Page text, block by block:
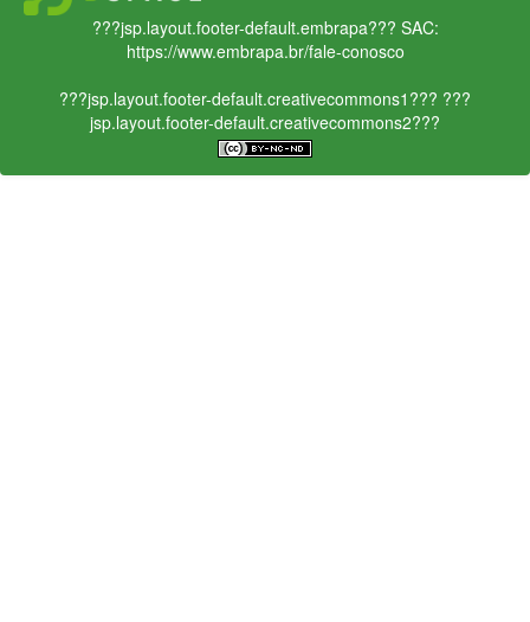
???jsp.layout.footer-default.embrapa??? SAC:
https://www.embrapa.br/fale-conosco
???jsp.layout.footer-default.creativecommons1??? ???
jsp.layout.footer-default.creativecommons2???